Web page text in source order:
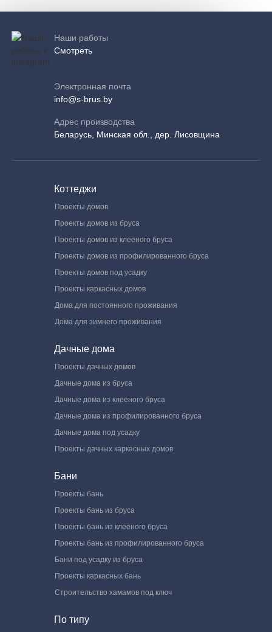
Наши работы
Смотреть
Электронная почта
info@s-brus.by
Адрес производства
Беларусь, Минская обл., дер. Лисовщина
Коттеджи
Проекты домов
Проекты домов из бруса
Проекты домов из клееного бруса
Проекты домов из профилированного бруса
Проекты домов под усадку
Проекты каркасных домов
Дома для постоянного проживания
Дома для зимнего проживания
Дачные дома
Проекты дачных домов
Дачные дома из бруса
Дачные дома из клееного бруса
Дачные дома из профилированного бруса
Дачные дома под усадку
Проекты дачных каркасных домов
Бани
Проекты бань
Проекты бань из бруса
Проекты бань из клееного бруса
Проекты бань из профилированного бруса
Бани под усадку из бруса
Проекты каркасных бань
Строительство хамамов под ключ
По типу